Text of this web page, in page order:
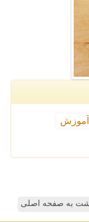
آموزش
به صفحه اصلی